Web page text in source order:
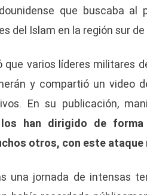
que buscaba
del Islam en la región sur de
que varios líderes militares
y compartió un video
En su publicación,
han dirigido de
otros, con este ataque
una jornada de intensas